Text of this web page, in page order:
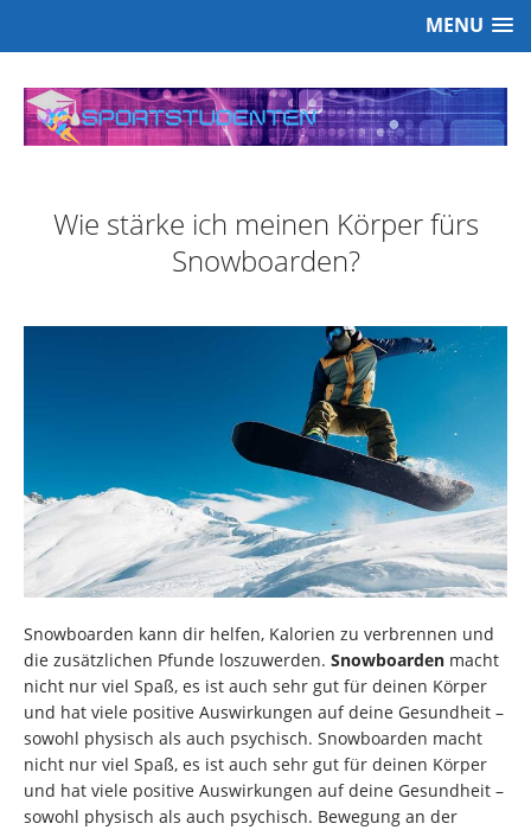
MENU
Wie stärke ich meinen Körper fürs
Snowboarden?
Snowboarden kann dir helfen, Kalorien zu verbrennen und
die zusätzlichen Pfunde loszuwerden. Snowboarden macht
nicht nur viel Spaß, es ist auch sehr gut für deinen Körper
und hat viele positive Auswirkungen auf deine Gesundheit –
sowohl physisch als auch psychisch. Snowboarden macht
nicht nur viel Spaß, es ist auch sehr gut für deinen Körper
und hat viele positive Auswirkungen auf deine Gesundheit –
sowohl physisch als auch psychisch. Bewegung an der